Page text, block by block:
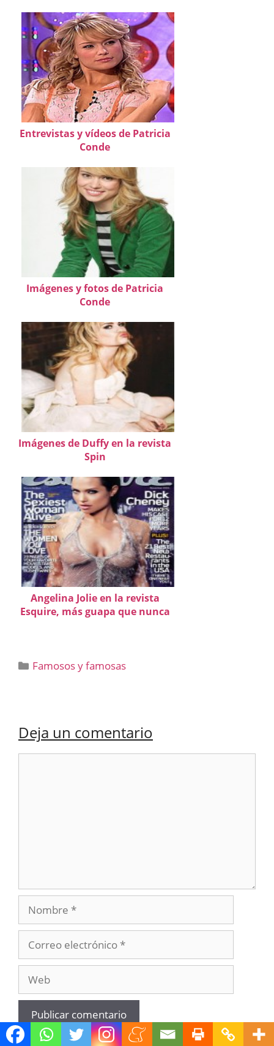
Entrevistas y vídeos de Patricia
Conde
Imágenes y fotos de Patricia
Conde
Imágenes de Duffy en la revista
Spin
Angelina Jolie en la revista
Esquire, más guapa que nunca
Categorías
Famosos y famosas
Deja un comentario
Nombre
electrónico